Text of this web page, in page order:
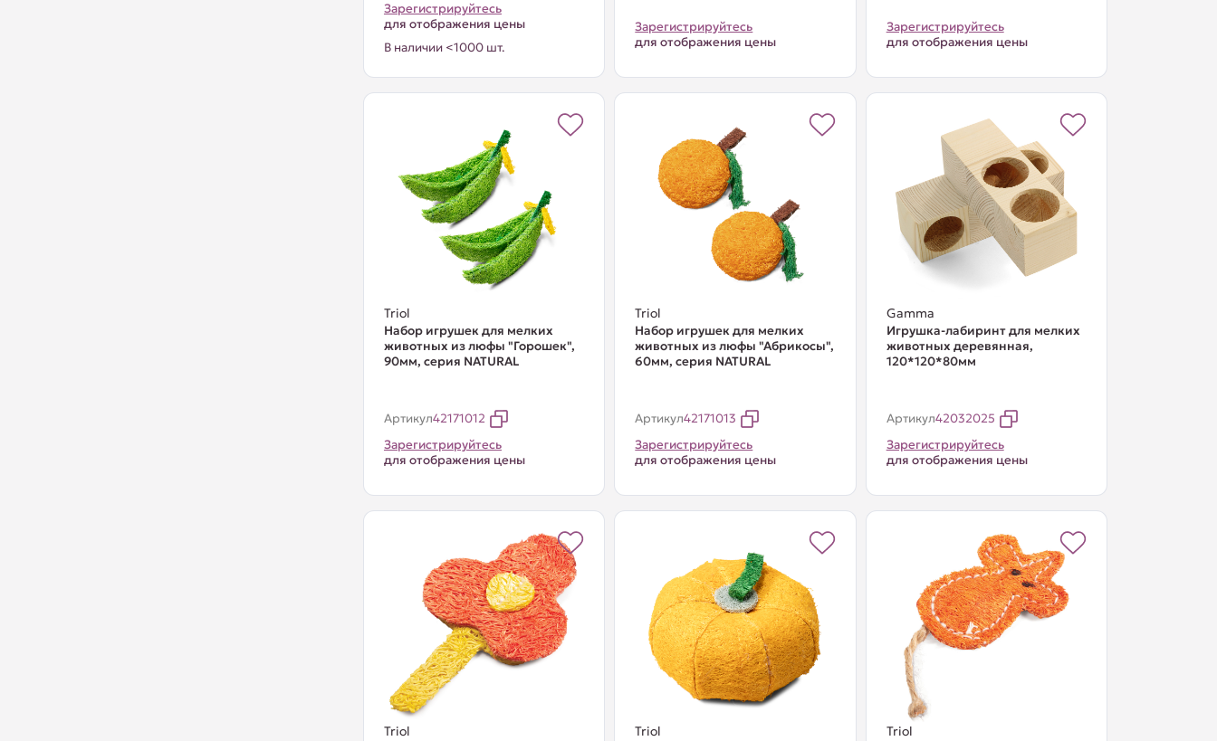
Зарегистрируйтесь
для отображения цены
В наличии <1000 шт.
Зарегистрируйтесь
для отображения цены
Зарегистрируйтесь
для отображения цены
Triol
Набор игрушек для мелких
животных из люфы "Горошек",
90мм, серия NATURAL
Артикул42171012
Зарегистрируйтесь
для отображения цены
Triol
Набор игрушек для мелких
животных из люфы "Абрикосы",
60мм, серия NATURAL
Артикул42171013
Зарегистрируйтесь
для отображения цены
Gamma
Игрушка-лабиринт для мелких
животных деревянная,
120*120*80мм
Артикул42032025
Зарегистрируйтесь
для отображения цены
Triol Triol Triol